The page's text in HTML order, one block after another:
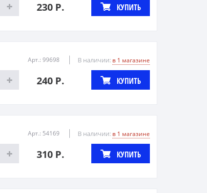
230 Р. КУПИТЬ
Арт.: 99698 В наличии: в 1 магазине
240 Р. КУПИТЬ
Арт.: 54169 В наличии: в 1 магазине
310 Р. КУПИТЬ